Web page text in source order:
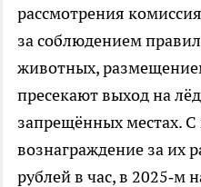
рассмотрения
за соблюдением
животных,
пресекают выход на
запрещённых местах. С
вознаграждение за их
рублей в час, в 2025‑м